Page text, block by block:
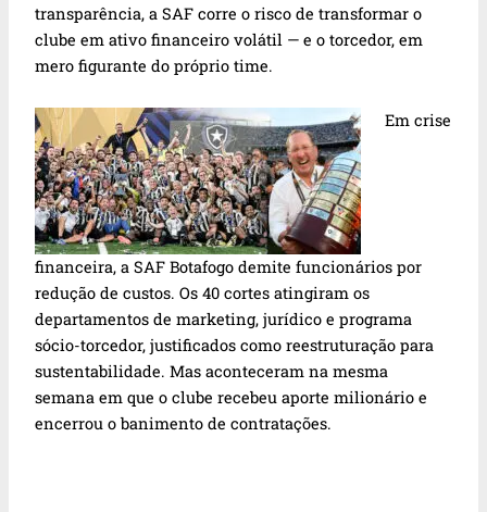
transparência, a SAF corre o risco de transformar o
clube em ativo financeiro volátil — e o torcedor, em
mero figurante do próprio time.
Em crise
financeira, a SAF Botafogo demite funcionários por
redução de custos. Os 40 cortes atingiram os
departamentos de marketing, jurídico e programa
sócio-torcedor, justificados como reestruturação para
sustentabilidade. Mas aconteceram na mesma
semana em que o clube recebeu aporte milionário e
encerrou o banimento de contratações.